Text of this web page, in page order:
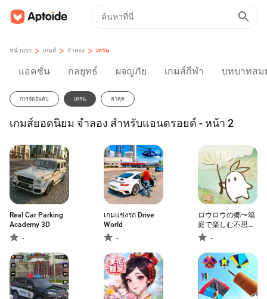
หน้าแรก > เกมส์ > จำลอง > เทรน
แอคชั่น กลยุทธ์ ผจญภัย เกมส์กีฬา บทบาทสม
การจัดอันดับ เทรน ล่าสุด
เกมส์ยอดนิยม จำลอง สำหรับแอนดรอยด์ - หน้า 2
Real Car Parking
Academy 3D
-
เกมแข่งรถ Drive
World
-
ロウロウの郷〜箱
庭で楽しむ不思議
な暮らし〜
-